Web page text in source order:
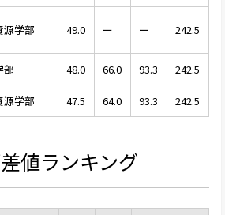
源学部 49.0 ー ー 242.5
部 48.0 66.0 93.3 242.5
源学部 47.5 64.0 93.3 242.5
値ランキング